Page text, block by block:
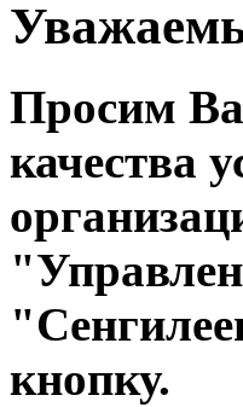
Просим
качества
кнопку.